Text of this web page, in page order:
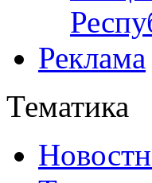
Реклама
Тематика